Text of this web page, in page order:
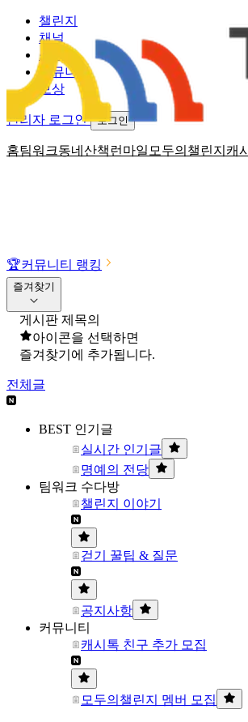
홈팀워크동네산책 런마일 모두의챌린지 캐
챌린지
채널
소식
커뮤니티
보상
관리자 로그인 로그인
🏆커뮤니티 랭킹
즐겨찾기
게시판 제목의
아이콘을 선택하면
즐겨찾기에 추가됩니다.
전체글
BEST 인기글
실시간 인기글
명예의 전당
팀워크 수다방
챌린지 이야기
걷기 꿀팁 & 질문
공지사항
커뮤니티
캐시톡 친구 추가 모집
모두의챌린지 멤버 모집